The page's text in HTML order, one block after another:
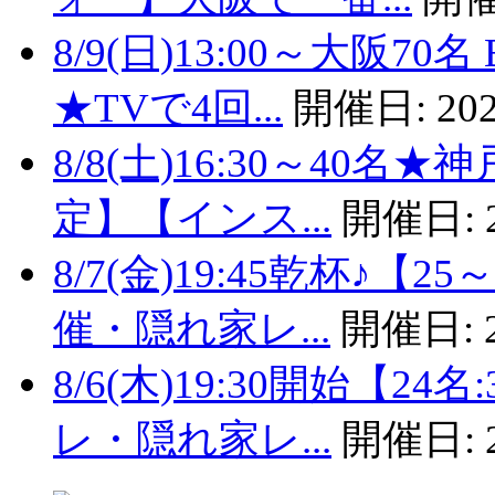
8/9(日)13:00～大阪70
★TVで4回... 開催日:
8/8(土)16:30～40名★神
定】【インス... 開催日:
8/7(金)19:45乾杯♪【25
催・隠れ家レ... 開催日:
8/6(木)19:30開始【24
レ・隠れ家レ... 開催日: